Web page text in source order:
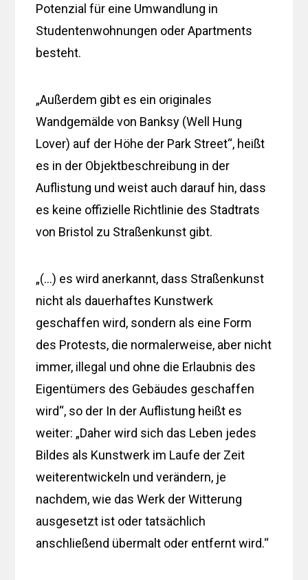
Potenzial für eine Umwandlung in
Studentenwohnungen oder Apartments
besteht.
„Außerdem gibt es ein originales
Wandgemälde von Banksy (Well Hung
Lover) auf der Höhe der Park Street“, heißt
es in der Objektbeschreibung in der
Auflistung und weist auch darauf hin, dass
es keine offizielle Richtlinie des Stadtrats
von Bristol zu Straßenkunst gibt.
„(…) es wird anerkannt, dass Straßenkunst
nicht als dauerhaftes Kunstwerk
geschaffen wird, sondern als eine Form
des Protests, die normalerweise, aber nicht
immer, illegal und ohne die Erlaubnis des
Eigentümers des Gebäudes geschaffen
wird“, so der In der Auflistung heißt es
weiter: „Daher wird sich das Leben jedes
Bildes als Kunstwerk im Laufe der Zeit
weiterentwickeln und verändern, je
nachdem, wie das Werk der Witterung
ausgesetzt ist oder tatsächlich
anschließend übermalt oder entfernt wird.“